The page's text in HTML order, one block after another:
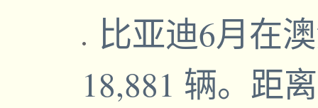
比亚迪6月在
18,881 辆。距